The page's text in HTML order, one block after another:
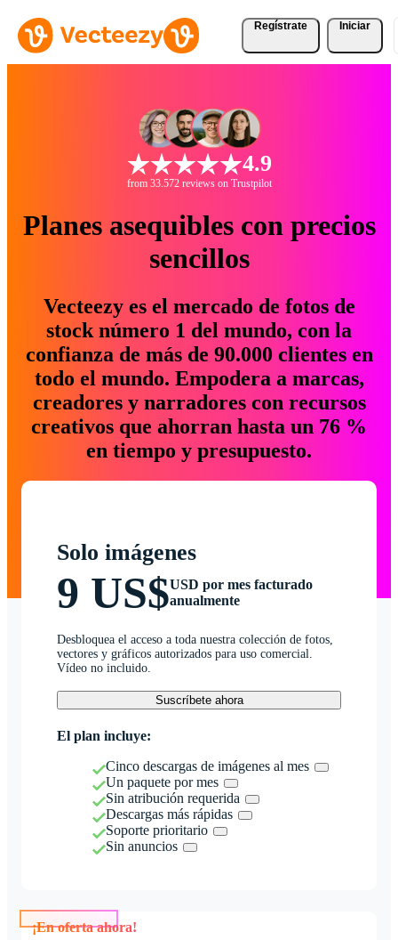
Regístrate Iniciar
4.9
from 33.572 reviews on Trustpilot
Planes asequibles con precios
sencillos
Vecteezy es el mercado de fotos de
stock número 1 del mundo, con la
confianza de más de 90.000 clientes en
todo el mundo. Empodera a marcas,
creadores y narradores con recursos
creativos que ahorran hasta un 76 %
en tiempo y presupuesto.
Solo imágenes
9 US$USD por mes facturado
anualmente
Desbloquea el acceso a toda nuestra colección de fotos,
vectores y gráficos autorizados para uso comercial.
Vídeo no incluido.
Suscríbete ahora
El plan incluye:
Cinco descargas de imágenes al mes
Un paquete por mes
Sin atribución requerida
Descargas más rápidas
Soporte prioritario
Sin anuncios